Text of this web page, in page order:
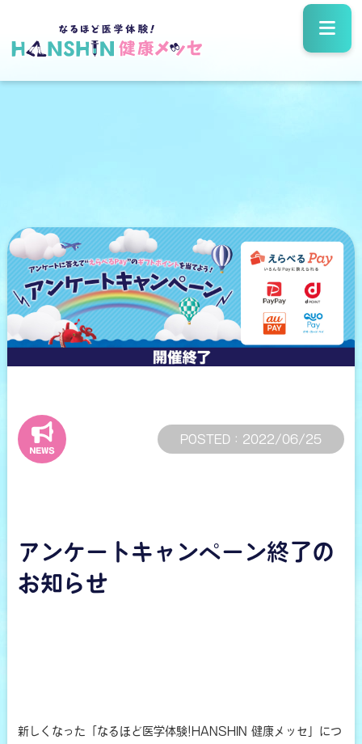
POSTED : 2022/06/25
アンケートキャンペーン終了の
お知らせ
新しくなった「なるほど医学体験!HANSHIN 健康メッセ」につ